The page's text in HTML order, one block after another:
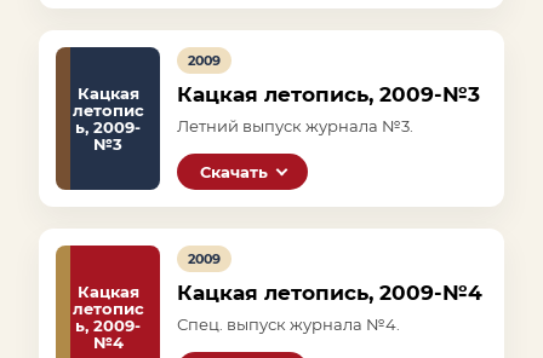
Кацкая
летопис
ь, 2009-
№3
2009
Кацкая летопись, 2009-№3
Летний выпуск журнала №3.
Скачать
Кацкая
летопис
ь, 2009-
№4
2009
Кацкая летопись, 2009-№4
Спец. выпуск журнала №4.